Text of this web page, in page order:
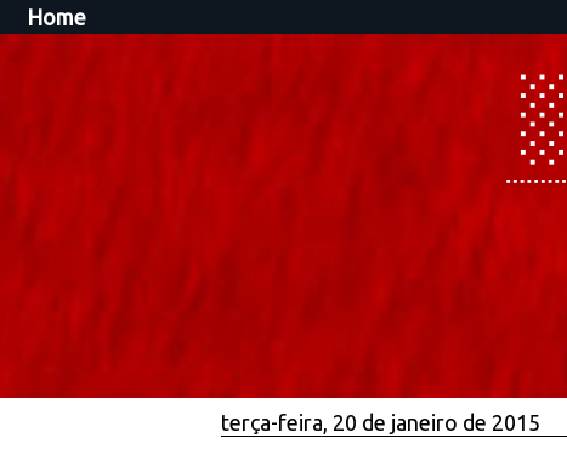
Home
terça-feira, 20 de janeiro de 2015